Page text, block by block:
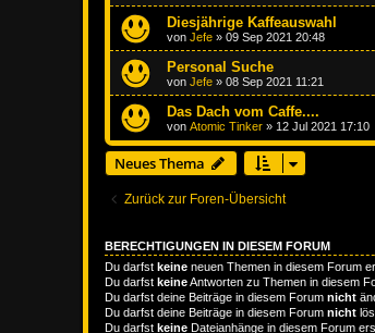
Diesjährige Kaffeauswahl
von Jefe » 09 Sep 2021 20:48
Personal Suche
von Jefe » 08 Sep 2021 11:21
Das Dach vom Caffe....
von Atomic Tinker » 12 Jul 2021 17:10
Neues Thema
Zurück zur Foren-Übersicht
BERECHTIGUNGEN IN DIESEM FORUM
Du darfst keine neuen Themen in diesem Forum
Du darfst keineAntworten zu Themen in diesem
Du darfst deine Beiträge in diesem Forum nicht
Du darfst deine Beiträge in diesem Forum nicht
Du darfst keine Dateianhänge in diesem Forum